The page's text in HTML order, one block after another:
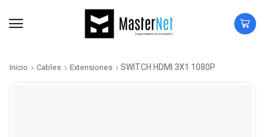
Inicio Cables Extensiones SWITCH HDMI 3X1 1080P